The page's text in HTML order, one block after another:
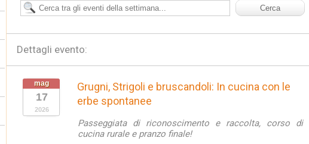
Dettagli evento:
mag
17
2026
Grugni, Strigoli e bruscandoli: In cucina con le
erbe spontanee
Passeggiata di riconoscimento e raccolta, corso di
cucina rurale e pranzo finale!